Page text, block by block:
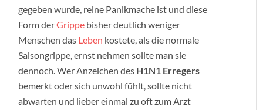
gegeben wurde, reine Panikmache ist und diese
Form derGrippe bisher deutlich weniger
Menschen das Leben kostete, als die normale
Saisongrippe, ernst nehmen sollte man sie
dennoch. Wer Anzeichen des H1N1 Erregers
bemerkt oder sich unwohl fühlt, sollte nicht
abwarten und lieber einmal zu oft zum Arzt